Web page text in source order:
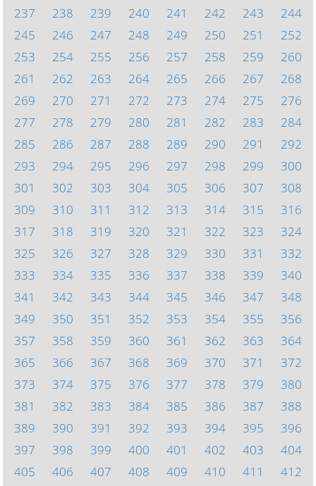
237
238 239 240 241 242 243
244
245
246 247 248 249 250 251
252
253
254 255 256 257 258 259
260
261
262 263 264 265 266 267
268
269
270 271 272 273 274 275
276
277
278 279 280 281 282 283
284
285
286 287 288 289 290 291
292
293
294 295 296 297 298 299
300
301
302 303 304 305 306 307
308
309
310 311 312 313 314 315
316
317
318 319 320 321 322 323
324
325
326 327 328 329 330 331
332
333
334 335 336 337 338 339
340
341
342 343 344 345 346 347
348
349
350 351 352 353 354 355
356
357
358 359 360 361 362 363
364
365
366 367 368 369 370 371
372
373
374 375 376 377 378 379
380
381
382 383 384 385 386 387
388
389
390 391 392 393 394 395
396
397
398 399 400 401 402 403
404
405
406 407 408 409 410 411
412